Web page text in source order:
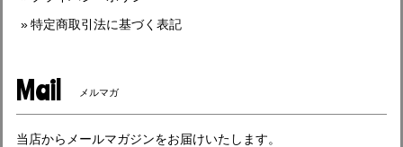
特定商取引法に基づく表記
Mail メルマガ
当店からメールマガジンをお届けいたします。